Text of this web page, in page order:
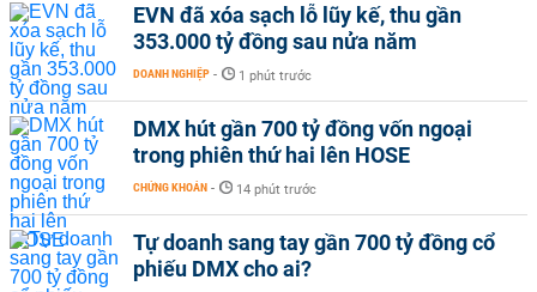
EVN đã xóa sạch lỗ lũy kế, thu gần
353.000 tỷ đồng sau nửa năm
DOANH NGHIỆP - 1 phút trước
DMX hút gần 700 tỷ đồng vốn ngoại
trong phiên thứ hai lên HOSE
CHỨNG KHOÁN - 14 phút trước
Tự doanh sang tay gần 700 tỷ đồng cổ
phiếu DMX cho ai?